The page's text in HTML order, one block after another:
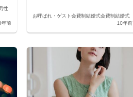
性
年前
お呼ばれ・ゲスト会費制結婚式会費制結婚式
10年前